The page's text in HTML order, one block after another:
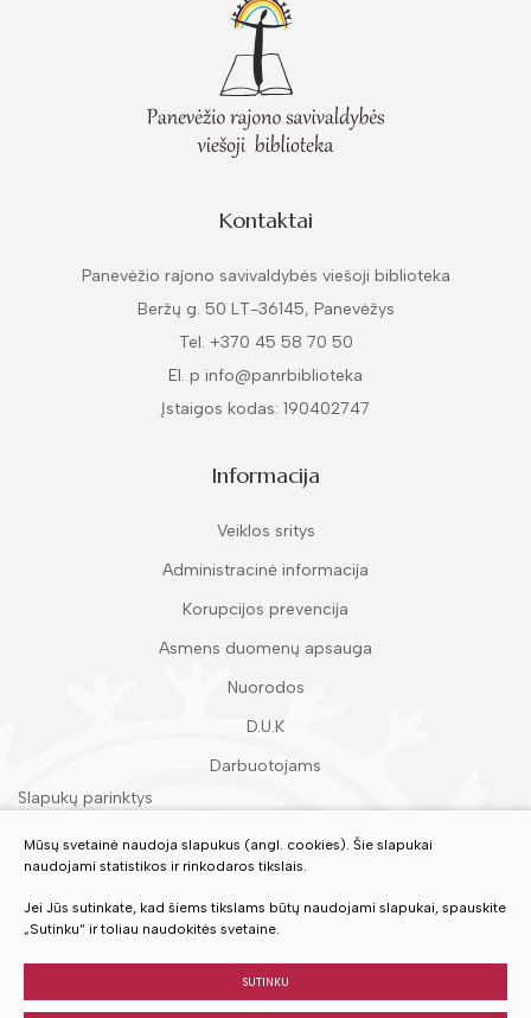
Kontaktai
Panevėžio rajono savivaldybės viešoji biblioteka
Beržų g. 50 LT-36145, Panevėžys
Tel. +370 45 58 70 50
El. p info@panrbiblioteka
Įstaigos kodas: 190402747
Informacija
Veiklos sritys
Administracinė informacija
Korupcijos prevencija
Asmens duomenų apsauga
Nuorodos
D.U.K
Darbuotojams
Slapukų parinktys
Įvertinkite mūsų paslaugas
Mūsų svetainė naudoja slapukus (angl. cookies). Šie slapukai
naudojami statistikos ir rinkodaros tikslais.
Jei Jūs sutinkate, kad šiems tikslams būtų naudojami slapukai, spauskite
„Sutinku“ ir toliau naudokitės svetaine.
SUTINKU